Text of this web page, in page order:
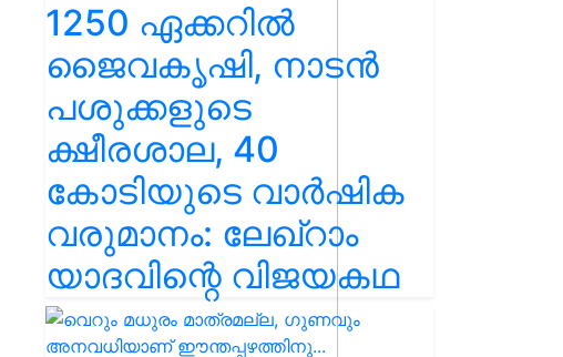
1250 ഏക്കറിൽ
ജൈവകൃഷി, നാടൻ
പശുക്കളുടെ
ക്ഷീരശാല, 40
കോടിയുടെ വാർഷിക
വരുമാനം: ലേഖ്‌റാം
യാദവിന്റെ വിജയകഥ